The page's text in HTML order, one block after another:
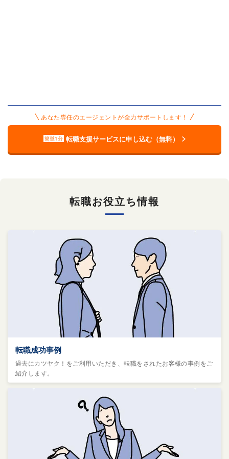
あなた専任のエージェントが全力サポートします！
簡単1分 転職支援サービスに申し込む（無料）
転職お役立ち情報
転職成功事例
過去にカツヤク！をご利用いただき、転職をされたお客様の事例をご
紹介します。